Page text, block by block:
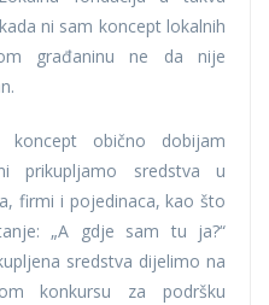
ni sam koncept lokalnih
građaninu ne da nije
koncept obično dobijam
prikupljamo sredstva u
firmi i pojedinaca, kao što
„A gdje sam tu ja?“
sredstva dijelimo na
konkursu za podršku